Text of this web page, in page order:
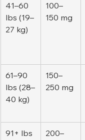
41–60
lbs (19–
27 kg)
100–
150 mg
61–90
lbs (28–
40 kg)
150–
250 mg
91+ lbs
200–